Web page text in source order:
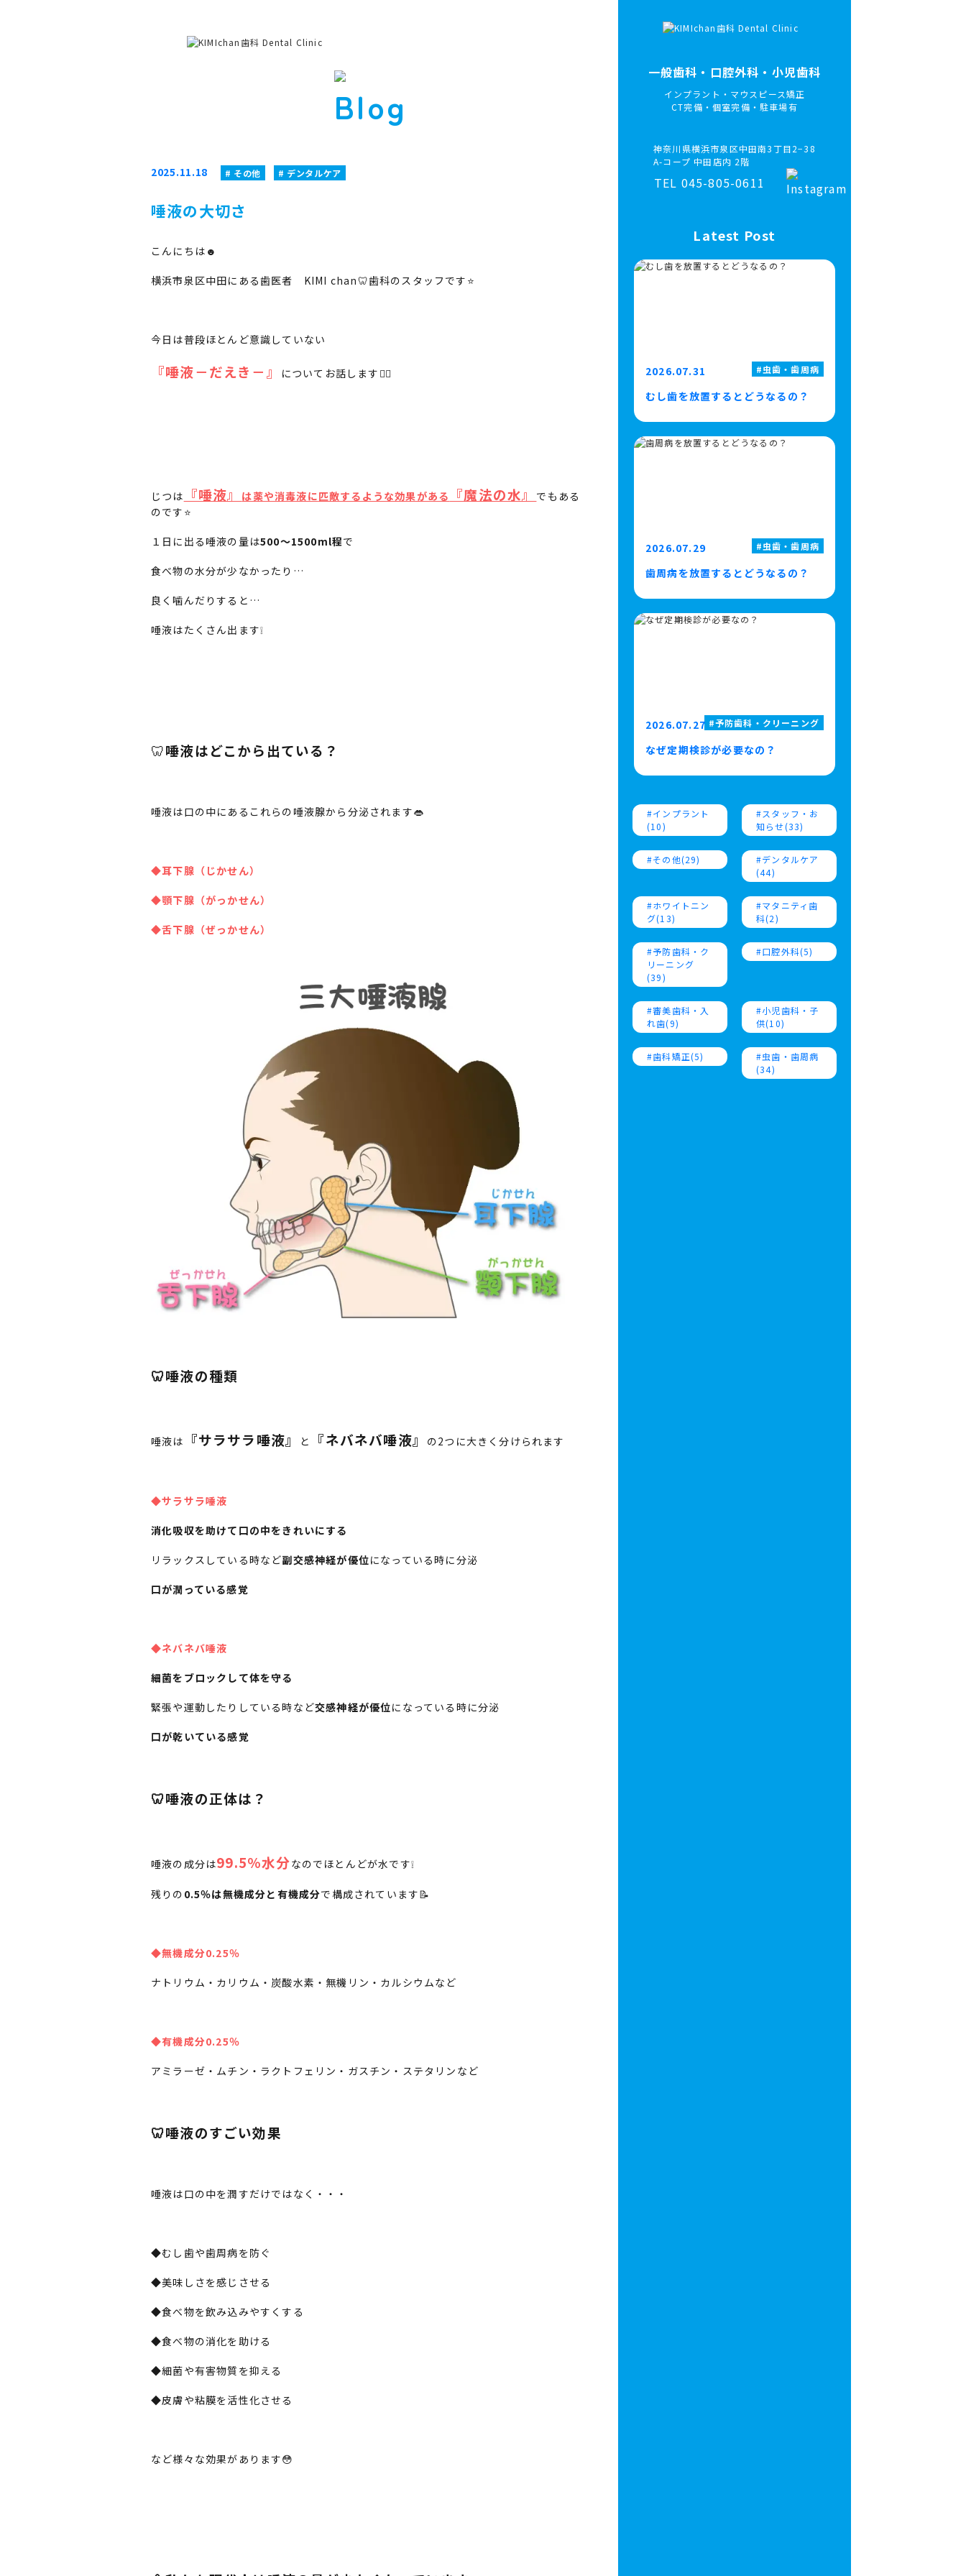
2025.11.18 その他 デンタルケア
唾液の大切さ
こんにちは☻
横浜市泉区中田にある歯医者 KIMI chan🦷歯科のスタッフです⭐️
今日は普段ほとんど意識していない
『唾液－だえき－』 についてお話します💁‍♀️
じつは 『唾液』 は薬や消毒液に匹敵するような効果がある 『魔法の水』
でもある
のです⭐️
１日に出る唾液の量は500～1500ml程で
食べ物の水分が少なかったり…
良く噛んだりすると…
唾液はたくさん出ます❕
🦷唾液はどこから出ている？
唾液は口の中にあるこれらの唾液腺から分泌されます👄
◆耳下腺（じかせん）
◆顎下腺（がっかせん）
◆舌下腺（ぜっかせん）
🦷唾液の種類
唾液は 『サラサラ唾液』 と 『ネバネバ唾液』 の2つに大きく分けられます
◆サラサラ唾液
消化吸収を助けて口の中をきれいにする
リラックスしている時など副交感神経が優位になっている時に分泌
口が潤っている感覚
◆ネバネバ唾液
細菌をブロックして体を守る
緊張や運動したりしている時など交感神経が優位になっている時に分泌
口が乾いている感覚
🦷唾液の正体は？
唾液の成分は99.5％水分なのでほとんどが水です❕
残りの 0.5％は無機成分と有機成分で構成されています📝
◆無機成分0.25％
ナトリウム・カリウム・炭酸水素・無機リン・カルシウムなど
◆有機成分0.25％
アミラーゼ・ムチン・ラクトフェリン・ガスチン・ステタリンなど
🦷唾液のすごい効果
唾液は口の中を潤すだけではなく・・・
◆むし歯や歯周病を防ぐ
◆美味しさを感じさせる
◆食べ物を飲み込みやすくする
◆食べ物の消化を助ける
◆細菌や有害物質を抑える
◆皮膚や粘膜を活性化させる
など様々な効果があります😳
インプラント
(10)
スタッフ・お
知らせ(33)
その他(29)
デンタルケア
(44)
ホワイトニン
グ(13)
マタニティ歯
科(2)
予防歯科・ク
リーニング
(39)
口腔外科(5)
審美歯科・入
れ歯(9)
小児歯科・子
供(10)
歯科矯正(5)
虫歯・歯周病
(34)
Latest Post
虫歯・歯周病
2026.07.31
むし歯を放置するとどうなるの？
虫歯・歯周病
2026.07.29
歯周病を放置するとどうなるの？
予防歯科・クリーニング
2026.07.27
なぜ定期検診が必要なの？
一般歯科・口腔外科・小児歯科
インプラント・マウスピース矯正
CT完備・個室完備・駐車場有
神奈川県横浜市泉区中田南3丁目2−38
A-コープ 中田店内 2階
TEL 045-805-0611